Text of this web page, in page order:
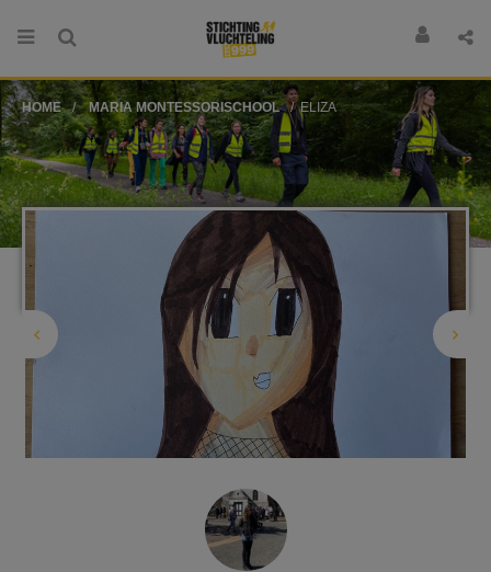
HOME MARIA MONTESSORISCHOOL ELIZA